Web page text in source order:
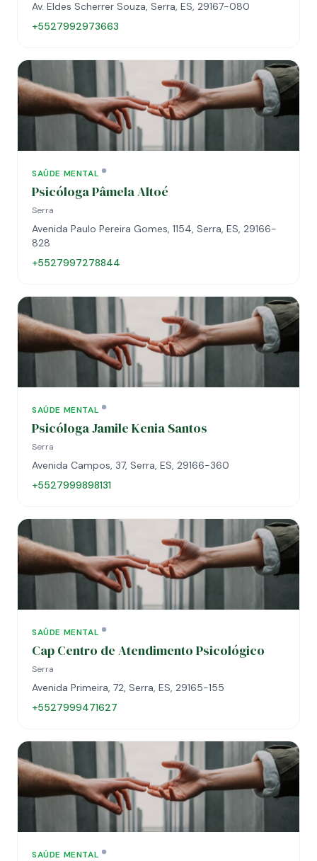
Av. Eldes Scherrer Souza, Serra, ES, 29167-080
+5527992973663
SAÚDE MENTAL
Psicóloga Pâmela Altoé
Serra
Avenida Paulo Pereira Gomes, 1154, Serra, ES, 29166-
828
+5527997278844
SAÚDE MENTAL
Psicóloga Jamile Kenia Santos
Serra
Avenida Campos, 37, Serra, ES, 29166-360
+5527999898131
SAÚDE MENTAL
Cap Centro de Atendimento Psicológico
Serra
Avenida Primeira, 72, Serra, ES, 29165-155
+5527999471627
SAÚDE MENTAL